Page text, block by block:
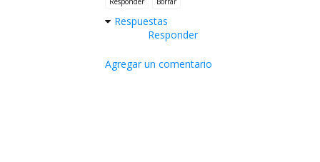
Respuestas
Responder
Agregar un comentario